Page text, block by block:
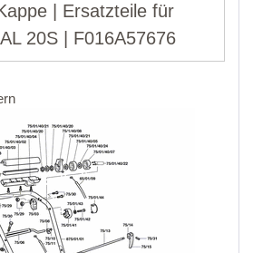
| Ersatzteile für
20S | F016A57676